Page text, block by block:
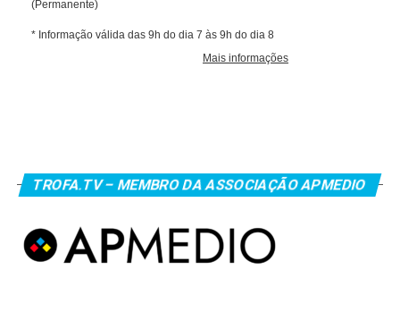
TROFA.TV – MEMBRO DA ASSOCIAÇÃO APMEDIO